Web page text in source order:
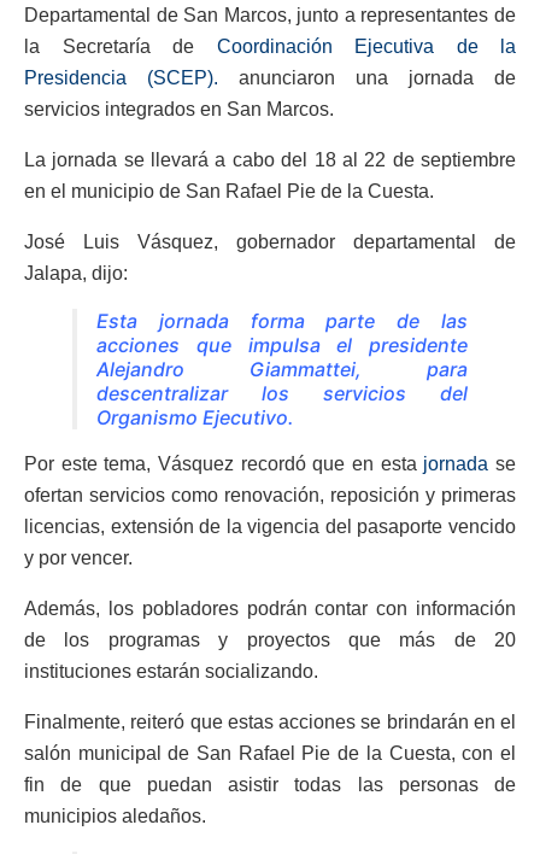
Departamental de San Marcos, junto a representantes de
la Secretaría de Coordinación Ejecutiva de la
Presidencia (SCEP). anunciaron una jornada de
servicios integrados en San Marcos.
La jornada se llevará a cabo del 18 al 22 de septiembre
en el municipio de San Rafael Pie de la Cuesta.
José Luis Vásquez, gobernador departamental de
Jalapa, dijo:
Esta jornada forma parte de las
acciones que impulsa el presidente
Alejandro Giammattei, para
descentralizar los servicios del
Organismo Ejecutivo.
Por este tema, Vásquez recordó que en esta jornada se
ofertan servicios como renovación, reposición y primeras
licencias, extensión de la vigencia del pasaporte vencido
y por vencer.
Además, los pobladores podrán contar con información
de los programas y proyectos que más de 20
instituciones estarán socializando.
Finalmente, reiteró que estas acciones se brindarán en el
salón municipal de San Rafael Pie de la Cuesta, con el
fin de que puedan asistir todas las personas de
municipios aledaños.